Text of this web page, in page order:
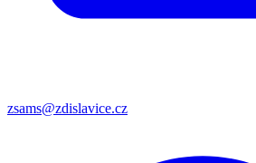
zsams@zdislavice.cz